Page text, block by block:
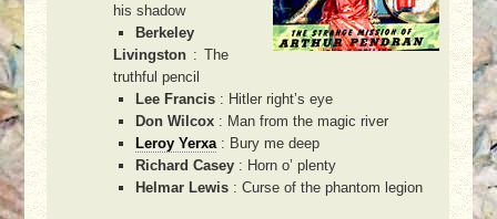
his shadow
Berkeley
Livingston : The
truthful pencil
Lee Francis : Hitler right’s eye
Don Wilcox : Man from the magic river
Leroy Yerxa : Bury me deep
Richard Casey : Horn o’ plenty
Helmar Lewis : Curse of the phantom legion